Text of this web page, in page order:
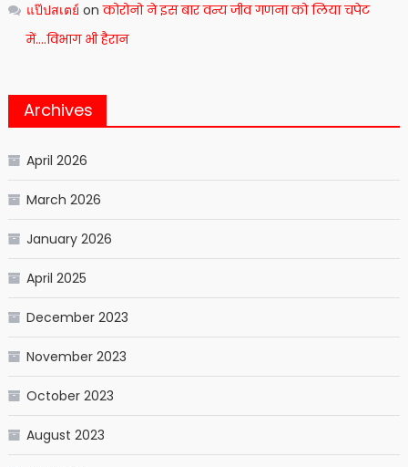
แป๊ปสเตย์ onकोरोनो ने इस बार वन्य जीव गणना को लिया चपेट
में….विभाग भी हैरान
Archives
April 2026
March 2026
January 2026
April 2025
December 2023
November 2023
October 2023
August 2023